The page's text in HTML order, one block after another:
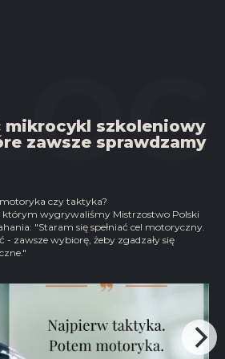
mikrocykl szkoleniowy
zawsze sprawdzamy
czy taktyka?
którym wygrywaliśmy Mistrzostwo Polski
"Staram się spełniać cel motoryczny.
- zawsze wybiorę, żeby zgadzały się